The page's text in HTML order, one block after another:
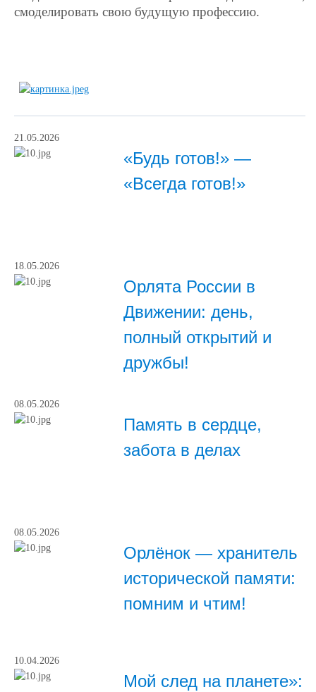
смоделировать свою будущую профессию.
21.05.2026
«Будь готов!» —
«Всегда готов!»
18.05.2026
Орлята России в
Движении: день,
полный открытий и
дружбы!
08.05.2026
Память в сердце,
забота в делах
08.05.2026
Орлёнок — хранитель
исторической памяти:
помним и чтим!
10.04.2026
Мой след на планете»: